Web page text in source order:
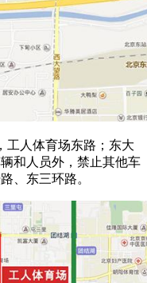
人体育场东路；东大
和人员外，禁止其他车
、东三环路。